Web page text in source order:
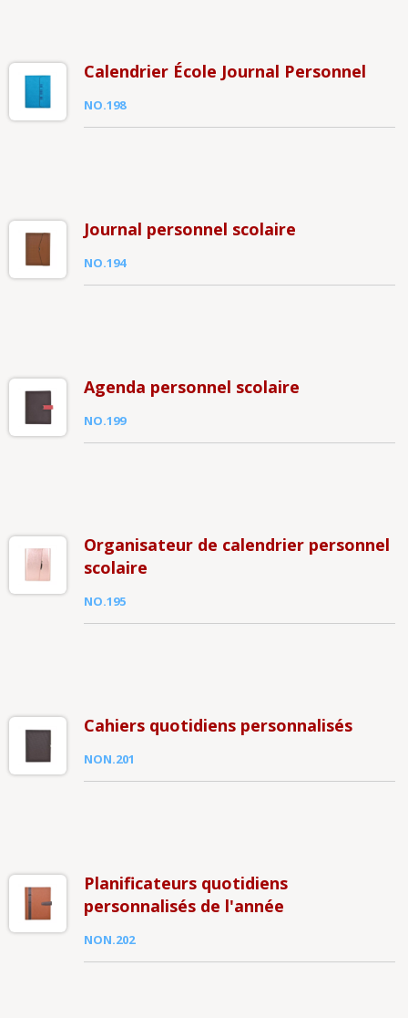
Calendrier École Journal Personnel
NO.198
Journal personnel scolaire
NO.194
Agenda personnel scolaire
NO.199
Organisateur de calendrier personnel
scolaire
NO.195
Cahiers quotidiens personnalisés
NON.201
Planificateurs quotidiens
personnalisés de l'année
NON.202